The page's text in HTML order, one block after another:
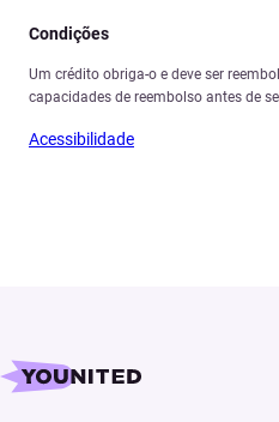
Condições
Um crédito obriga-o e deve ser
capacidades de reembolso antes de
Acessibilidade